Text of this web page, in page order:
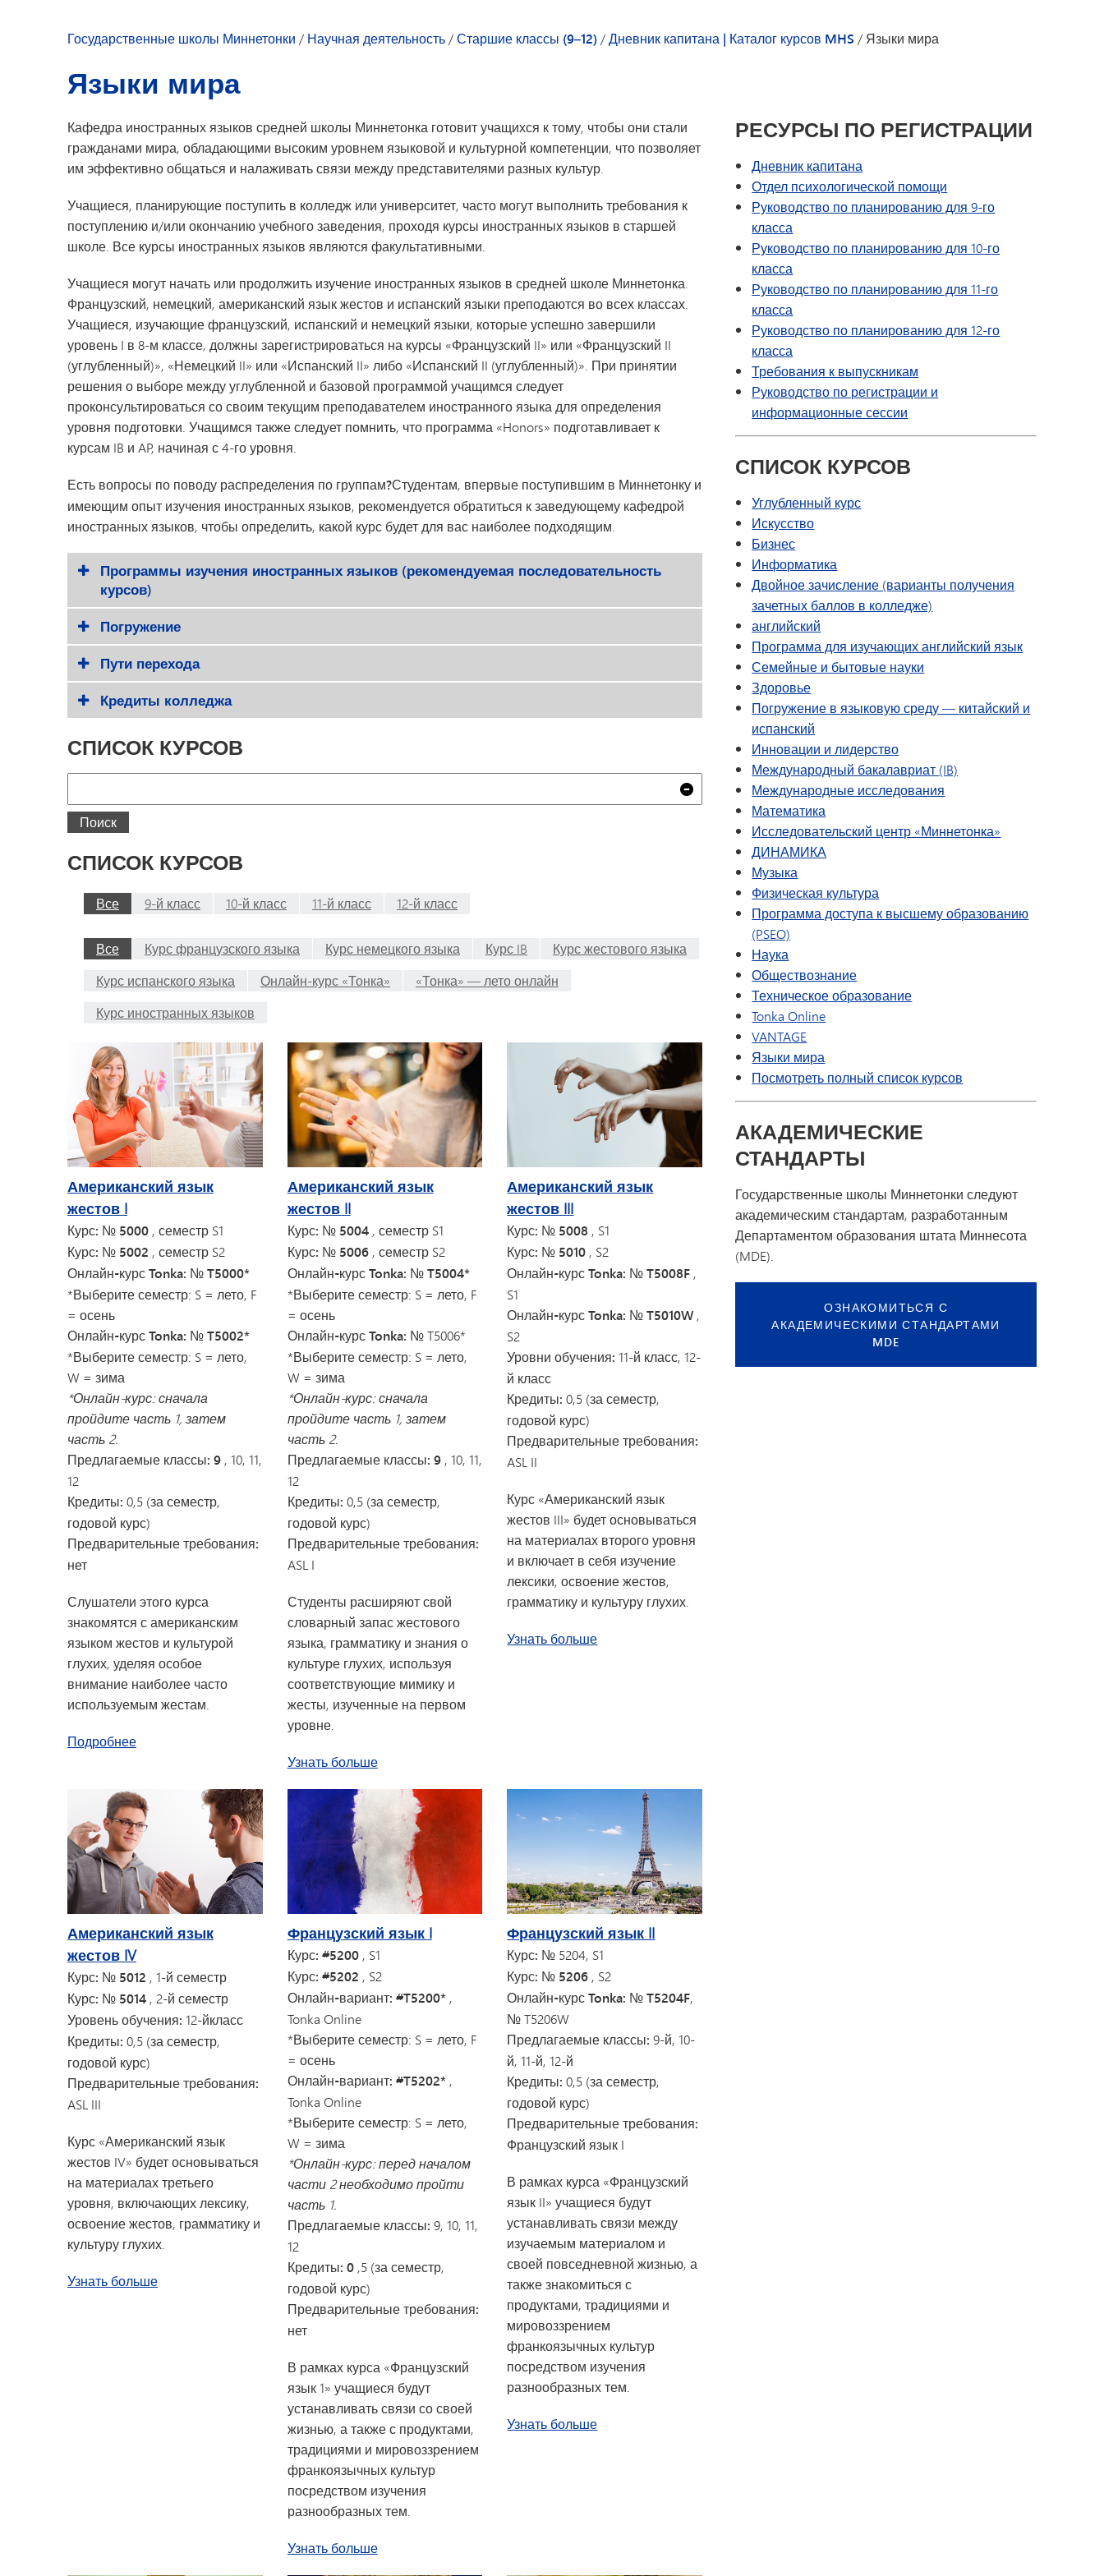
строительство
Tonka Online (дополнительная
информация)
Языки мира
Досуг для молодежи
Тестирование и оценка
коренных народов Америки в
Программа перехода SAIL
Руководство по здоровому
Государственные школы Миннетонки / Научная деятельность/Старшие классы (9–12)/Дневник капитана | Каталог курсов MHS / Языки мира
Языки мира
Кафедра иностранных языков средней школы Миннетонка готовит учащихся к тому, чтобы они стали
гражданами мира, обладающими высоким уровнем языковой и культурной компетенции, что позволяет
им эффективно общаться и налаживать связи между представителями разных культур.
Учащиеся, планирующие поступить в колледж или университет, часто могут выполнить требования к
поступлению и/или окончанию учебного заведения, проходя курсы иностранных языков в старшей
школе. Все курсы иностранных языков являются факультативными.
Учащиеся могут начать или продолжить изучение иностранных языков в средней школе Миннетонка.
Французский, немецкий, американский язык жестов и испанский языки преподаются во всех классах.
Учащиеся, изучающие французский, испанский и немецкий языки, которые успешно завершили
уровень I в 8-м классе, должны зарегистрироваться на курсы «Французский II» или «Французский II
(углубленный)», «Немецкий II» или «Испанский II» либо «Испанский II (углубленный)». При принятии
решения о выборе между углубленной и базовой программой учащимся следует
проконсультироваться со своим текущим преподавателем иностранного языка для определения
уровня подготовки. Учащимся также следует помнить, что программа «Honors» подготавливает к
курсам IB и AP, начиная с 4-го уровня.
Есть вопросы по поводу распределения по группам?Студентам, впервые поступившим в Миннетонку и
имеющим опыт изучения иностранных языков, рекомендуется обратиться к заведующему кафедрой
иностранных языков, чтобы определить, какой курс будет для вас наиболее подходящим.
Программы изучения иностранных языков (рекомендуемая последовательность
курсов)
Погружение
Пути перехода
Кредиты колледжа
СПИСОК КУРСОВ
Очистить
Поиск
СПИСОК КУРСОВ
Все 9-й класс 10-й класс 11-й класс 12-й класс
Все Курс французского языка Курс немецкого языка Курс IB
Курс жестового языка
Курс испанского языка
Онлайн-курс «Тонка»
«Тонка» — лето онлайн
Курс иностранных языков
Американский язык
жестов I
Курс: № 5000 , семестр S1
Курс: № 5002 , семестр S2
Онлайн-курс Tonka: № T5000*
*Выберите семестр: S = лето, F
= осень
Онлайн-курс Tonka: № T5002*
*Выберите семестр: S = лето,
W = зима
*Онлайн-курс: сначала
пройдите часть 1, затем
часть 2.
Предлагаемые классы: 9 , 10, 11,
12
Кредиты: 0,5 (за семестр,
годовой курс)
Предварительные требования:
нет
Слушатели этого курса
знакомятся с американским
языком жестов и культурой
глухих, уделяя особое
внимание наиболее часто
используемым жестам.
Подробнееоб американском языке жестов I
Американский язык
жестов II
Курс: № 5004 , семестр S1
Курс: № 5006 , семестр S2
Онлайн-курс Tonka: № T5004*
*Выберите семестр: S = лето, F
= осень
Онлайн-курс Tonka: № T5006*
*Выберите семестр: S = лето,
W = зима
*Онлайн-курс: сначала
пройдите часть 1, затем
часть 2.
Предлагаемые классы: 9 , 10, 11,
12
Кредиты: 0,5 (за семестр,
годовой курс)
Предварительные требования:
ASL I
Студенты расширяют свой
словарный запас жестового
языка, грамматику и знания о
культуре глухих, используя
соответствующие мимику и
жесты, изученные на первом
уровне.
Узнать большеоб американском языке жестов II
Американский язык
жестов III
Курс: № 5008, S1
Курс: № 5010, S2
Онлайн-курс Tonka: № T5008F,
S1
Онлайн-курс Tonka: № T5010W,
S2
Уровни обучения: 11-й класс, 12-
й класс
Кредиты: 0,5 (за семестр,
годовой курс)
Предварительные требования:
ASL II
Курс «Американский язык
жестов III» будет основываться
на материалах второго уровня
и включает в себя изучение
лексики, освоение жестов,
грамматику и культуру глухих.
Узнать большеоб американском языке жестов III
Американский язык
жестов IV
Курс: № 5012 , 1-й семестр
Курс: № 5014 , 2-й семестр
Уровень обучения: 12-йкласс
Кредиты: 0,5 (за семестр,
годовой курс)
Предварительные требования:
ASL III
Курс «Американский язык
жестов IV» будет основываться
на материалах третьего
уровня, включающих лексику,
освоение жестов, грамматику и
культуру глухих.
Узнать большеоб американском языке жестов IV
Французский язык I
Курс: #5200 , S1
Курс: #5202 , S2
Онлайн-вариант: #T5200* ,
Tonka Online
*Выберите семестр: S = лето, F
= осень
Онлайн-вариант: #T5202* ,
Tonka Online
*Выберите семестр: S = лето,
W = зима
*Онлайн-курс: перед началом
части 2 необходимо пройти
часть 1.
Предлагаемые классы: 9, 10, 11,
12
Кредиты: 0 ,5 (за семестр,
годовой курс)
Предварительные требования:
нет
В рамках курса «Французский
язык 1» учащиеся будут
устанавливать связи со своей
жизнью, а также с продуктами,
традициями и мировоззрением
франкоязычных культур
посредством изучения
разнообразных тем.
Узнать большео курсе «Французский язык I»
Французский язык II
Курс: № 5204, S1
Курс: № 5206, S2
Онлайн-курс Tonka: № T5204F,
№ T5206W
Предлагаемые классы: 9-й, 10-
й, 11-й, 12-й
Кредиты: 0,5 (за семестр,
годовой курс)
Предварительные требования:
Французский язык I
В рамках курса «Французский
язык II» учащиеся будут
устанавливать связи между
изучаемым материалом и
своей повседневной жизнью, а
также знакомиться с
продуктами, традициями и
мировоззрением
франкоязычных культур
посредством изучения
разнообразных тем.
Узнать большео курсе «Французский язык II»
РЕСУРСЫ ПО РЕГИСТРАЦИИ
Дневник капитана
Отдел психологической помощи
Руководство по планированию для 9-го
класса
Руководство по планированию для 10-го
класса
Руководство по планированию для 11-го
класса
Руководство по планированию для 12-го
класса
Требования к выпускникам
Руководство по регистрации и
информационные сессии
СПИСОК КУРСОВ
Углубленный курс
Искусство
Бизнес
Информатика
Двойное зачисление (варианты получения
зачетных баллов в колледже)
английский
Программа для изучающих английский язык
Семейные и бытовые науки
Здоровье
Погружение в языковую среду — китайский и
испанский
Инновации и лидерство
Международный бакалавриат (IB)
Международные исследования
Математика
Исследовательский центр «Миннетонка»
ДИНАМИКА
Музыка
Физическая культура
Программа доступа к высшему образованию
(PSEO)
Наука
Обществознание
Техническое образование
Tonka Online
VANTAGE
Языки мира
Посмотреть полный список курсов
АКАДЕМИЧЕСКИЕ
СТАНДАРТЫ
Государственные школы Миннетонки следуют
академическим стандартам, разработанным
Департаментом образования штата Миннесота
(MDE).
ОЗНАКОМИТЬСЯ С
АКАДЕМИЧЕСКИМИ СТАНДАРТАМИ
MDE